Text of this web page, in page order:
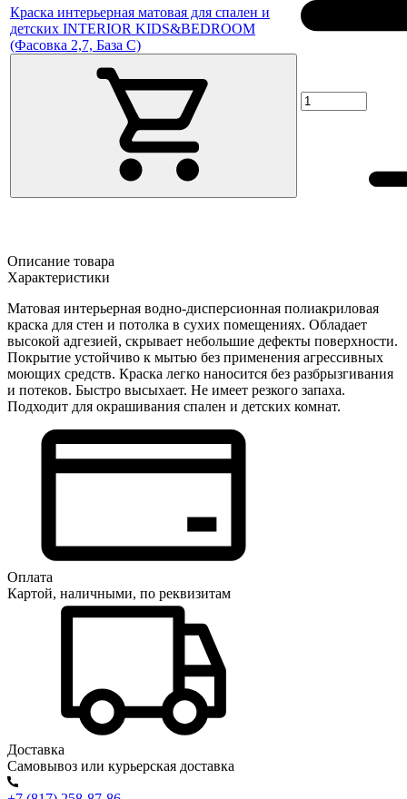
Краска интерьерная матовая для спален и
детских INTERIOR KIDS&BEDROOM
(Фасовка 2,7, База C)
Описание товара
Характеристики
Матовая интерьерная водно-дисперсионная полиакриловая
краска для стен и потолка в сухих помещениях. Обладает
высокой адгезией, скрывает небольшие дефекты поверхности.
Покрытие устойчиво к мытью без применения агрессивных
моющих средств. Краска легко наносится без разбрызгивания
и потеков. Быстро высыхает. Не имеет резкого запаха.
Подходит для окрашивания спален и детских комнат.
Оплата
Картой, наличными, по реквизитам
Доставка
Самовывоз или курьерская доставка